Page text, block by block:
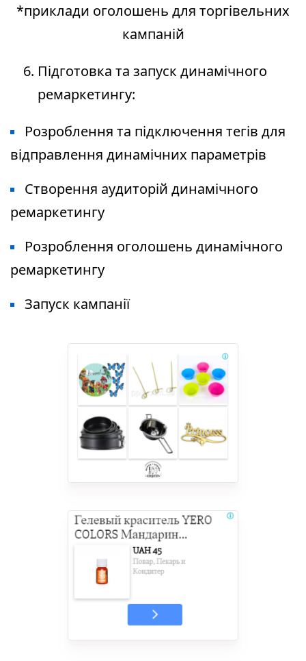
*приклади оголошень для торгівельних
кампаній
Підготовка та запуск динамічного
ремаркетингу:
Розроблення та підключення тегів для
відправлення динамічних параметрів
Створення аудиторій динамічного
ремаркетингу
Розроблення оголошень динамічного
ремаркетингу
Запуск кампанії